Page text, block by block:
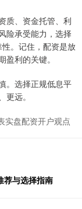
质、资金托管、利
险承受能力，选择
。记住，配资是放
利的关键。
。选择正规低息平
远。
实盘配资开户观点
荐与选择指南